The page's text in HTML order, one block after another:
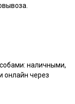
наличными,
онлайн через